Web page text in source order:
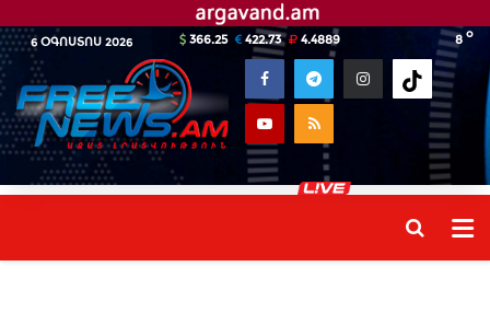
6 ՕԳՈՍՏՈՍ 2026 8 o
366.25 422.73 4.4889